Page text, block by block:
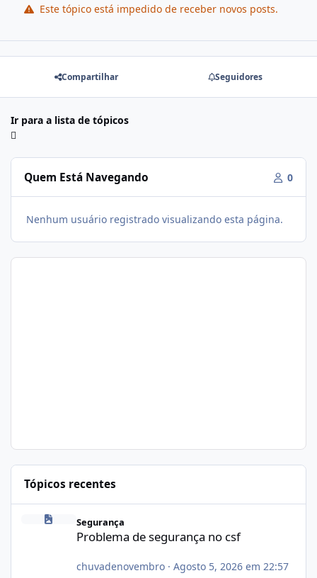
Este tópico está impedido de receber novos posts.
Compartilhar Seguidores
Ir para a lista de tópicos
Quem Está Navegando 0
Nenhum usuário registrado visualizando esta página.
Tópicos recentes
Problema de segurança no csf
Segurança
Problema de segurança no csf
chuvadenovembro· Agosto 5, 2026 em 22:57